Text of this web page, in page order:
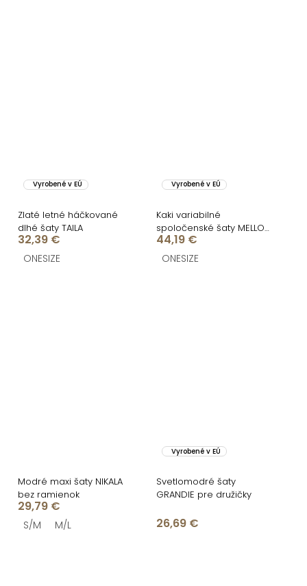
Vyrobené v EÚ
Zlaté letné háčkované
dlhé šaty TAILA
32,39 €
ONESIZE
Vyrobené v EÚ
Kaki variabilné
spoločenské šaty MELLOS
so šálom
44,19 €
ONESIZE
Modré maxi šaty NIKALA
bez ramienok
29,79 €
S/M M/L
Vyrobené v EÚ
Svetlomodré šaty
GRANDIE pre družičky
26,69 €